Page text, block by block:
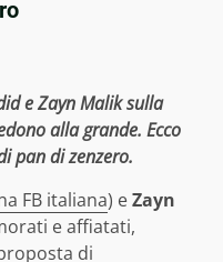
e Zayn Malik sulla
alla grande. Ecco
pan di zenzero.
FB italiana) eZayn
e affiatati,
di